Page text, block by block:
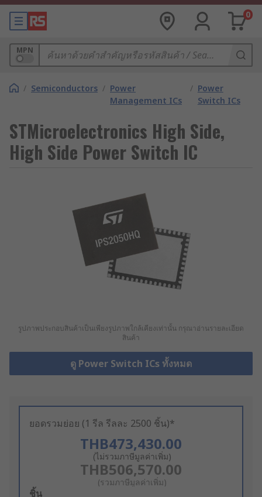
0
MPN
/ Semiconductors / Power
Management ICs
/ Power
Switch ICs
STMicroelectronics High Side,
High Side Power Switch IC
รูปภาพประกอบสินค้าเป็นเพียงรูปภาพใกล้เคียงเท่านั้น กรุณาอ่านรายละเอียด
สินค้า
ดู Power Switch ICs ทั้งหมด
ยอดรวมย่อย (1 รีล รีลละ 2500 ชิ้น)*
THB473,430.00
(ไม่รวมภาษีมูลค่าเพิ่ม)
THB506,570.00
(รวมภาษีมูลค่าเพิ่ม)
Add
ชิ้น